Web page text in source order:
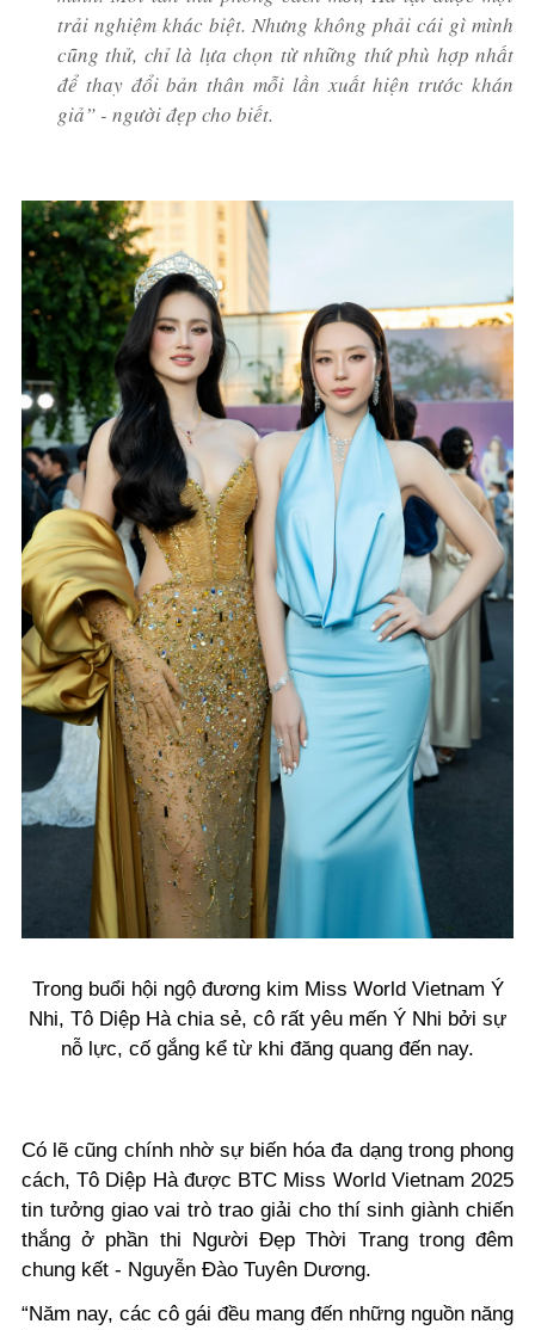
trải nghiệm khác biệt. Nhưng không phải cái gì mình
cũng thử, chỉ là lựa chọn từ những thứ phù hợp nhất
để thay đổi bản thân mỗi lần xuất hiện trước khán
giả” - người đẹp cho biết.
Trong buổi hội ngộ đương kim Miss World Vietnam Ý
Nhi, Tô Diệp Hà chia sẻ, cô rất yêu mến Ý Nhi bởi sự
nỗ lực, cố gắng kể từ khi đăng quang đến nay.
Có lẽ cũng chính nhờ sự biến hóa đa dạng trong phong
cách, Tô Diệp Hà được BTC Miss World Vietnam 2025
tin tưởng giao vai trò trao giải cho thí sinh giành chiến
thắng ở phần thi Người Đẹp Thời Trang trong đêm
chung kết - Nguyễn Đào Tuyên Dương.
“Năm nay, các cô gái đều mang đến những nguồn năng